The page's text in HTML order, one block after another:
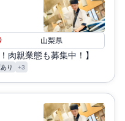
山梨県
肉親業態も募集中！】
り +3